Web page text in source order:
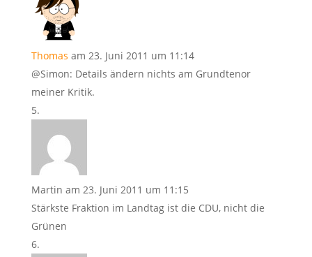
Thomas am 23. Juni 2011 um 11:14
@Simon: Details ändern nichts am Grundtenor
meiner Kritik.
Martin am 23. Juni 2011 um 11:15
Stärkste Fraktion im Landtag ist die CDU, nicht die
Grünen